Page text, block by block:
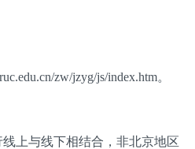
zw/jzyg/js/index.htm。
上与线下相结合，非北京地区